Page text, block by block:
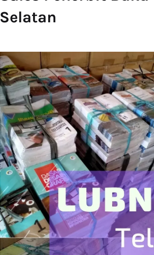
Selatan